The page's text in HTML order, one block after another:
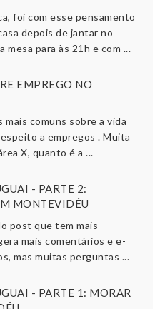
foi com esse pensamento
depois de jantar no
mesa para às 21h e com ...
EMPREGO NO
mais comuns sobre a vida
a empregos . Muita
X, quanto é a ...
- PARTE 2:
MONTEVIDÉU
post que tem mais
mais comentários e e-
mas muitas perguntas ...
- PARTE 1: MORAR